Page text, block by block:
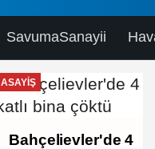
SavumaSanayii
ASAYIŞ
Bahçelievler'de 4